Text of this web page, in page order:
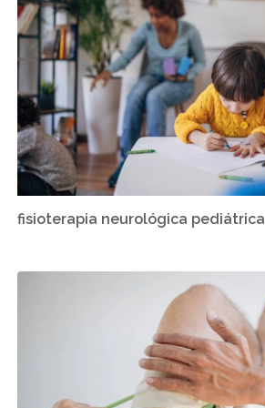
fisioterapia neurológica pediátrica